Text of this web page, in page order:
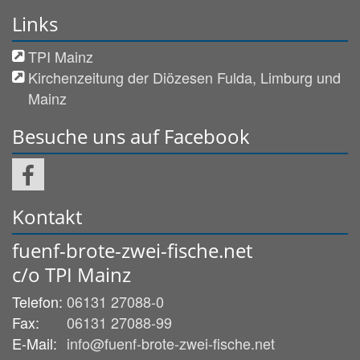
Links
TPI Mainz
Kirchenzeitung der Diözesen Fulda, Limburg und
Mainz
Besuche uns auf Facebook
Kontakt
fuenf-brote-zwei-fische.net
c/o TPI Mainz
Telefon: 06131 27088-0
Fax:
06131 27088-99
E-Mail: info@fuenf-brote-zwei-fische.net